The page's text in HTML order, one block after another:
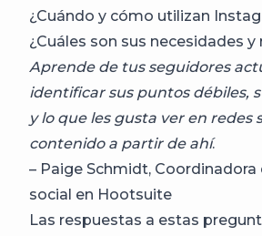
¿Cuándo y cómo utilizan
¿Cuáles son sus necesidades y
Aprende de tus seguidores
identificar sus puntos débiles,
y lo que les gusta ver en redes
contenido a partir de ahí.
– Paige Schmidt, Coordinadora
social en Hootsuite
Las respuestas a estas